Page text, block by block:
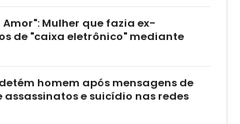
Amor": Mulher que fazia ex-
de "caixa eletrônico" mediante
homem após mensagens de
e suicídio nas redes